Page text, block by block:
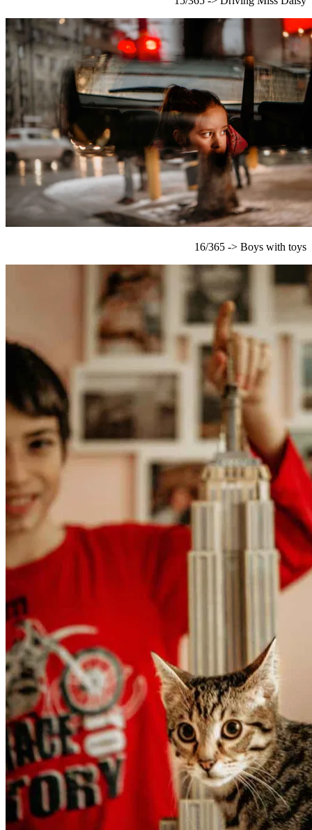
16/365 -> Boys with toys